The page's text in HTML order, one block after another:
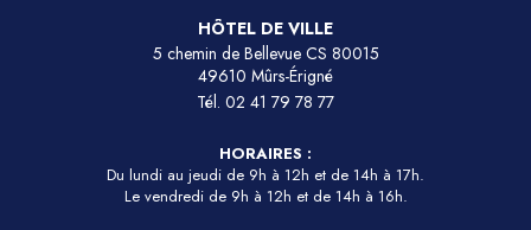
HÔTEL DE VILLE
5 chemin de Bellevue CS 80015
49610 Mûrs-Érigné
Tél. 02 41 79 78 77
HORAIRES :
Du lundi au jeudi de 9h à 12h et de 14h à 17h.
Le vendredi de 9h à 12h et de 14h à 16h.